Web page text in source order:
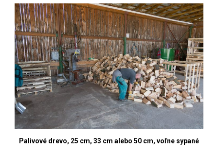
Palivové drevo, 25 cm, 33 cm alebo 50 cm, voľne sypané